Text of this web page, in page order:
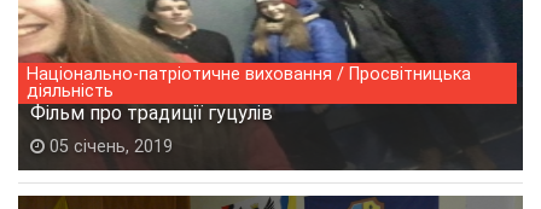
Національно-патріотичне виховання / Просвітницька
діяльність
Фільм про традиції гуцулів
05 січень, 2019